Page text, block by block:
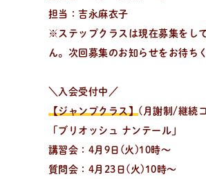
担当：吉永麻衣子
※ステップクラスは現在募集をし
ん。次回募集のお知らせをお待ち
＼入会受付中／
【ジャンプクラス】(月謝制/継続
「ブリオッシュ ナンテール」
講習会：4月9日(火)10時〜
質問会：4月23日(火)10時〜